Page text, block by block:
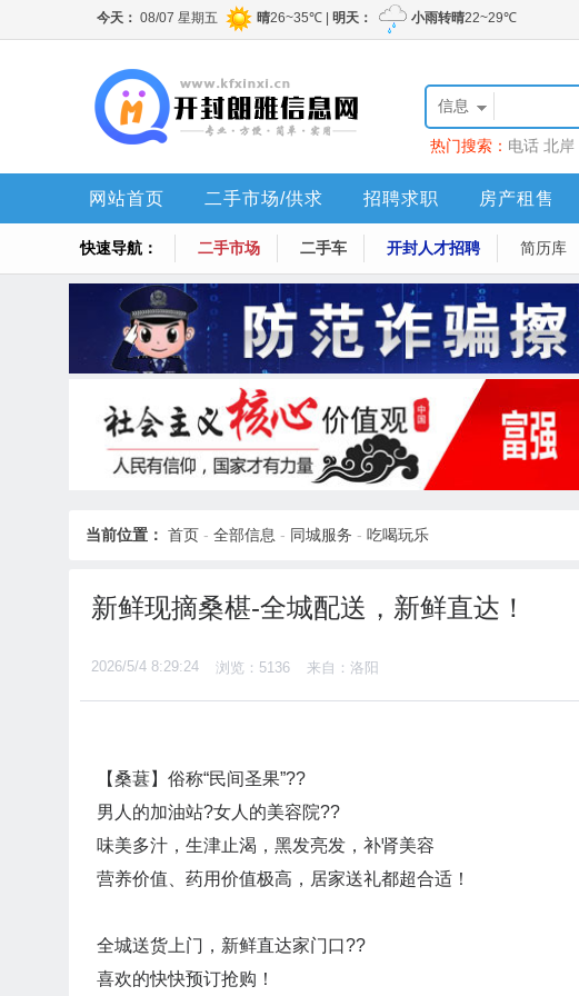
信息
热门搜索： 电话 北岸
网站首页 二手市场/供求 招聘求职 房产租售
快速导航： 二手市场 二手车 开封人才招聘 简历库
当前位置： 首页 - 全部信息 - 同城服务 - 吃喝玩乐
新鲜现摘桑椹-全城配送，新鲜直达！
2026/5/4 8:29:24 浏览：5136 来自：洛阳
【桑葚】俗称“民间圣果”??
男人的加油站?女人的美容院??
味美多汁，生津止渴，黑发亮发，补肾美容
营养价值、药用价值极高，居家送礼都超合适！
全城送货上门，新鲜直达家门口??
喜欢的快快预订抢购！